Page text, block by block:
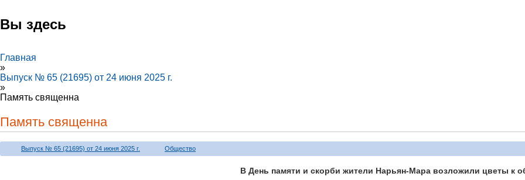
Вы здесь
Главная
»
Выпуск № 65 (21695) от 24 июня 2025 г.
»
Память священна
Память священна
Выпуск № 65 (21695) от 24 июня 2025 г. Общество
В День памяти и скорби жители Нарьян-Мара возложили цветы к